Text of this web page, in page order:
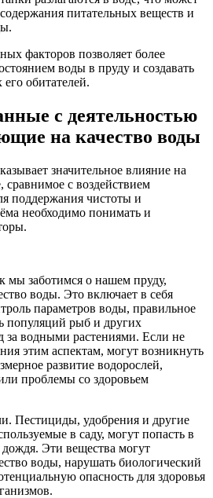
питательных веществ и
факторов позволяет более
воды в пруду и создавать
обитателей.
с деятельностью
на качество воды
значительное влияние на
сравнимое с воздействием
поддержания чистоты и
необходимо понимать и
мы заботимся о нашем пруду,
воды. Это включает в себя
параметров воды, правильное
популяций рыб и других
за водными растениями. Если не
этим аспектам, могут возникнуть
развитие водорослей,
проблемы со здоровьем
Пестициды, удобрения и другие
в саду, могут попасть в
Эти вещества могут
воды, нарушать биологический
опасность для здоровья